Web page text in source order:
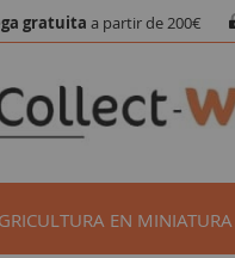
gratuita a partir de 200€
EN MINIATURA